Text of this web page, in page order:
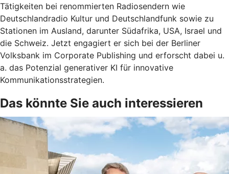
Tätigkeiten bei renommierten Radiosendern wie
Deutschlandradio Kultur und Deutschlandfunk sowie zu
Stationen im Ausland, darunter Südafrika, USA, Israel und
die Schweiz. Jetzt engagiert er sich bei der Berliner
Volksbank im Corporate Publishing und erforscht dabei u.
a. das Potenzial generativer KI für innovative
Kommunikationsstrategien.
Das könnte Sie auch interessieren